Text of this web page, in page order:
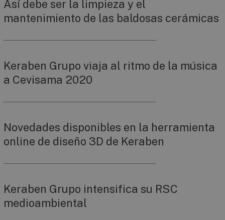
Así debe ser la limpieza y el
mantenimiento de las baldosas cerámicas
Keraben Grupo viaja al ritmo de la música
a Cevisama 2020
Novedades disponibles en la herramienta
online de diseño 3D de Keraben
Keraben Grupo intensifica su RSC
medioambiental